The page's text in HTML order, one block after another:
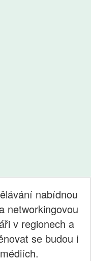
nabídnou
networkingovou
v regionech a
se budou i